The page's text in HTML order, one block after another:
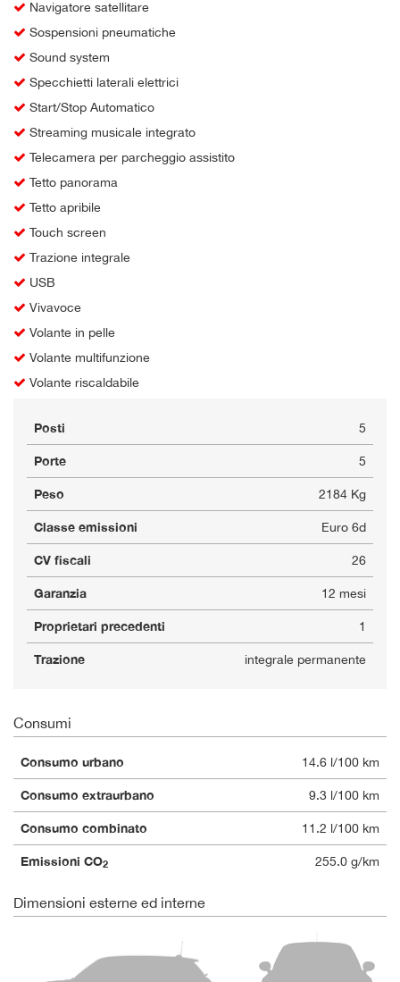
Navigatore satellitare
Sospensioni pneumatiche
Sound system
Specchietti laterali elettrici
Start/Stop Automatico
Streaming musicale integrato
Telecamera per parcheggio assistito
Tetto panorama
Tetto apribile
Touch screen
Trazione integrale
USB
Vivavoce
Volante in pelle
Volante multifunzione
Volante riscaldabile
Posti 5
Porte 5
Peso 2184 Kg
Classe emissioni Euro 6d
CV fiscali 26
Garanzia 12 mesi
Proprietari precedenti 1
Trazione integrale permanente
Consumi
Consumo urbano 14.6 l/100 km
Consumo extraurbano 9.3 l/100 km
Consumo combinato 11.2 l/100 km
Emissioni CO2 255.0 g/km
Dimensioni esterne ed interne